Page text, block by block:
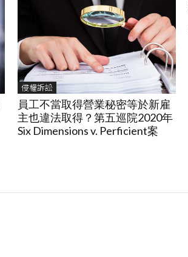
侵權訴訟
員工不當取得營業秘密等於新雇
主也違法取得？第五巡院2020年
Six Dimensions v. Perficient案